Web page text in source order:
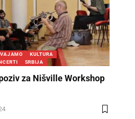
KULTURA
SRBIJA
za Nišville Workshop